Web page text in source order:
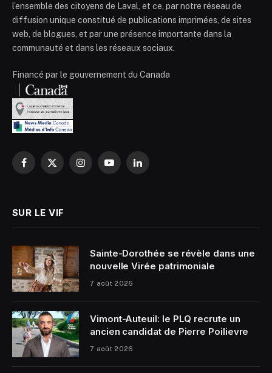
l’ensemble des citoyens de Laval, et ce, par notre réseau de
diffusion unique constitué de publications imprimées, de sites
web, de blogues, et par une présence importante dans la
communauté et dans les réseaux sociaux.
Financé par le gouvernement du Canada
Facebook
X
InstagramYouTubeLinkedIn
SUR LE VIF
Sainte-Dorothée se révèle dans une
nouvelle Virée patrimoniale
7 août 2026
Vimont-Auteuil: le PLQ recrute un
ancien candidat de Pierre Poilievre
7 août 2026